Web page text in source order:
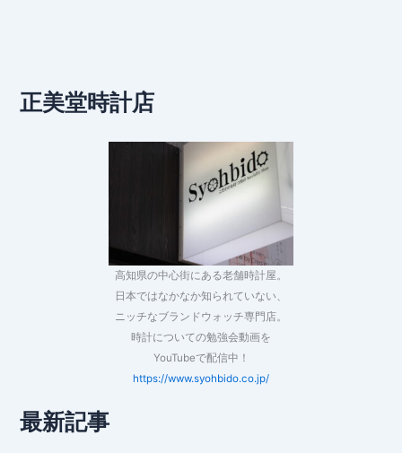
正美堂時計店
高知県の中心街にある老舗時計屋。
日本ではなかなか知られていない、
ニッチなブランドウォッチ専門店。
時計についての勉強会動画を
YouTubeで配信中！
https://www.syohbido.co.jp/
最新記事